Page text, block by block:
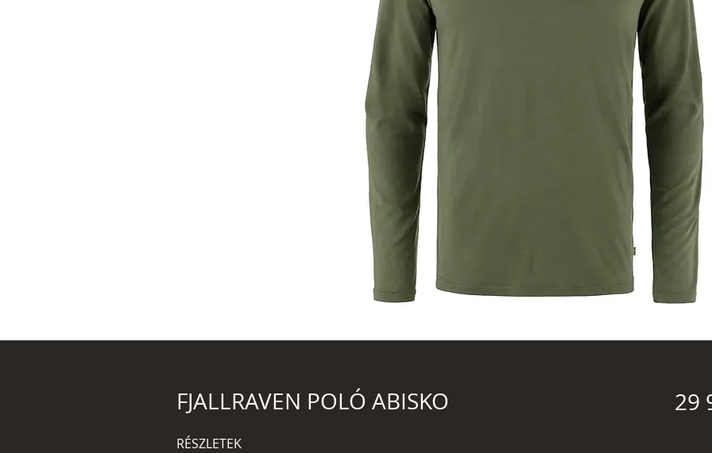
FJALLRAVEN POLÓ ABISKO
RÉSZLETEK
29